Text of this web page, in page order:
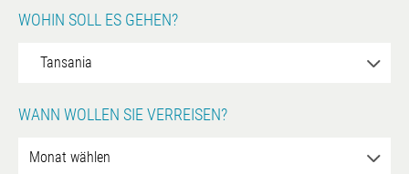
WOHIN SOLL ES GEHEN?
WANN WOLLEN SIE VERREISEN?